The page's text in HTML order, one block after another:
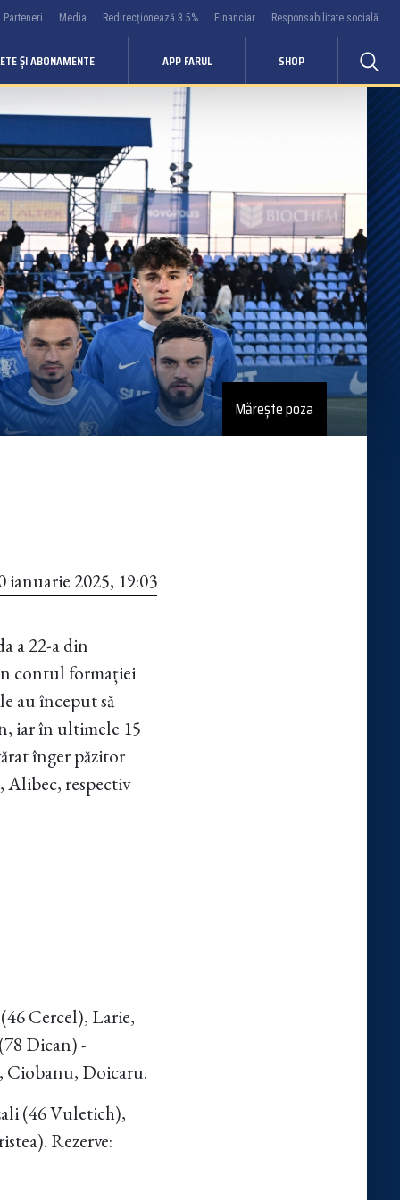
Parteneri Media Redirecționează 3.5% Financiar Responsabilitate socială
ȘI ABONAMENTE APP FARUL SHOP
Mărește poza
ianuarie 2025, 19:03
a 22-a din
contul formației
au început să
iar în ultimele 15
înger păzitor
Alibec, respectiv
Cercel), Larie,
Dican) -
Ciobanu, Doicaru.
(46 Vuletich),
Rezerve: